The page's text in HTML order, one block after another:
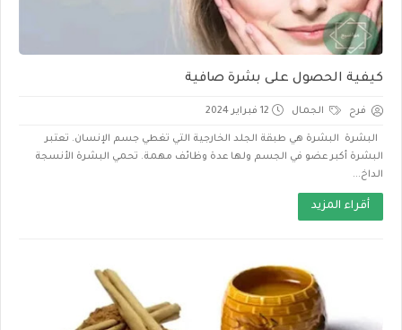
كيفية الحصول على بشرة صافية
فرح الجمال 12 فبراير 2024
البشرة البشرة هي طبقة الجلد الخارجية التي تغطي جسم الإنسان. تعتبر
البشرة أكبر عضو في الجسم ولها عدة وظائف مهمة. تحمي البشرة الأنسجة
الداخ...
أقراء المزيد